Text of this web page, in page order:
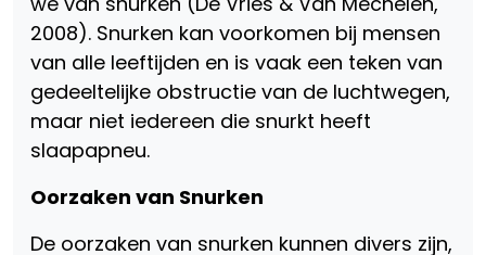
2008). Snurken kan voorkomen bij mensen
van alle leeftijden en is vaak een teken van
gedeeltelijke obstructie van de luchtwegen,
maar niet iedereen die snurkt heeft
slaapapneu.
Oorzaken van Snurken
De oorzaken van snurken kunnen divers zijn,